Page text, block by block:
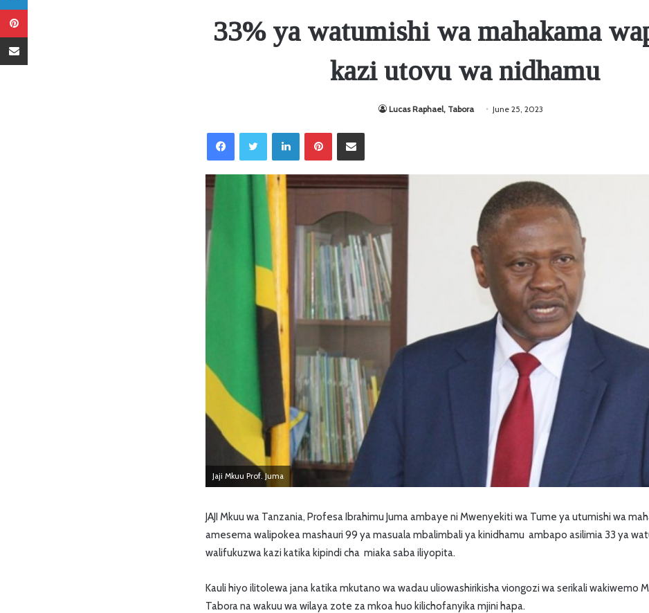
33% ya watumishi wa mahakama
kazi utovu wa nidhamu
Lucas Raphael, Tabora June 25, 2023
LinkedIn
Jaji Mkuu Prof. Juma
JAJI Mkuu wa Tanzania, Profesa Ibrahimu Juma ambaye ni Mwenyekiti wa Tume ya utumishi wa
amesema walipokea mashauri 99 ya masuala mbalimbali ya kinidhamu ambapo asilimia 33 ya
walifukuzwa kazi katika kipindi cha miaka saba iliyopita.
Kauli hiyo ilitolewa jana katika mkutano wa wadau uliowashirikisha viongozi wa serikali wakiwemo
Tabora na wakuu wa wilaya zote za mkoa huo kilichofanyika mjini hapa.